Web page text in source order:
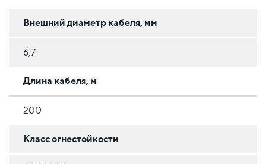
Внешний диаметр кабеля, мм
6,7
Длина кабеля, м
200
Класс огнестойкости